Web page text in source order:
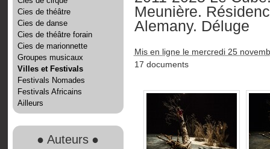
Cies de théâtre
Cies de danse
Cies de théâtre forain
Cies de marionnette
Groupes musicaux
Villes et Festivals
Festivals Nomades
Festivals Africains
Ailleurs
● Auteurs ●
Meunière.
Alemany. Déluge
Mis en ligne le mercredi 25
17 documents